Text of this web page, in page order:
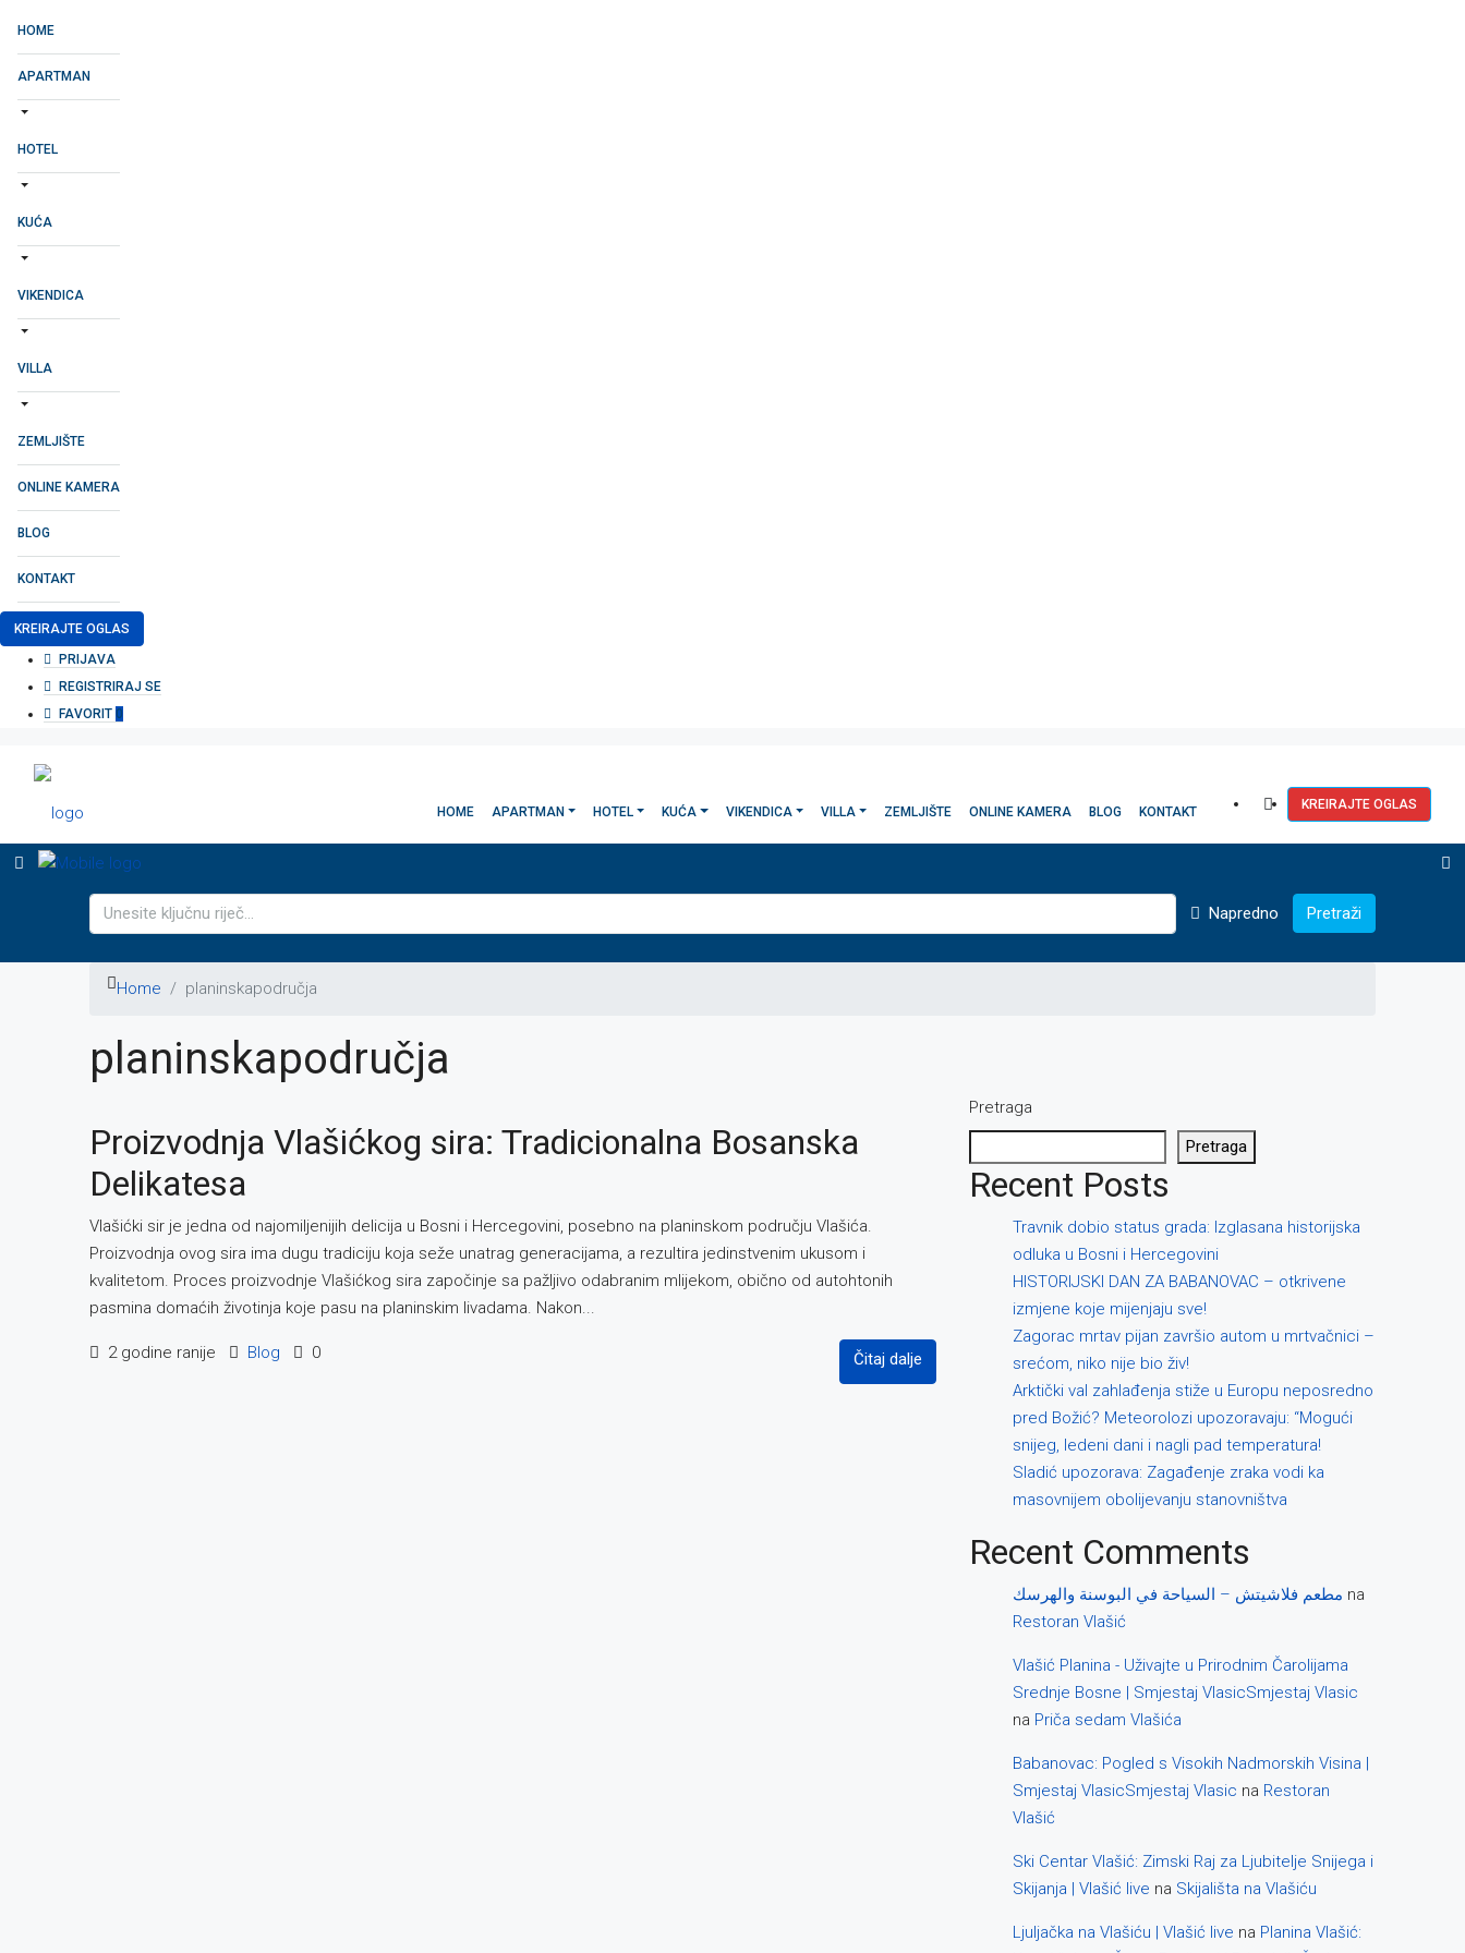
HOME
APARTMAN
HOTEL
KUĆA
VIKENDICA
VILLA
ZEMLJIŠTE
ONLINE KAMERA
BLOG
KONTAKT
KREIRAJTE OGLAS
PRIJAVA
REGISTRIRAJ SE
FAVORIT 0
HOME APARTMAN HOTEL KUĆA VIKENDICA VILLA ZEMLJIŠTE ONLINE KAMERA BLOG KONTAKT
KREIRAJTE OGLAS
Napredno Pretraži
Home planinskapodručja
planinskapodručja
Proizvodnja Vlašićkog sira: Tradicionalna Bosanska
Delikatesa
Vlašićki sir je jedna od najomiljenijih delicija u Bosni i Hercegovini, posebno na planinskom području Vlašića.
Proizvodnja ovog sira ima dugu tradiciju koja seže unatrag generacijama, a rezultira jedinstvenim ukusom i
kvalitetom. Proces proizvodnje Vlašićkog sira započinje sa pažljivo odabranim mlijekom, obično od autohtonih
pasmina domaćih životinja koje pasu na planinskim livadama. Nakon...
2 godine ranije Blog 0 Čitaj dalje
Pretraga
Pretraga
Recent Posts
Travnik dobio status grada: Izglasana historijska
odluka u Bosni i Hercegovini
HISTORIJSKI DAN ZA BABANOVAC – otkrivene
izmjene koje mijenjaju sve!
Zagorac mrtav pijan završio autom u mrtvačnici –
srećom, niko nije bio živ!
Arktički val zahlađenja stiže u Europu neposredno
pred Božić? Meteorolozi upozoravaju: “Mogući
snijeg, ledeni dani i nagli pad temperatura!
Sladić upozorava: Zagađenje zraka vodi ka
masovnijem obolijevanju stanovništva
Recent Comments
مطعم فلاشيتش – السياحة في البوسنة والهرسك na
Restoran Vlašić
Vlašić Planina - Uživajte u Prirodnim Čarolijama
Srednje Bosne | Smjestaj VlasicSmjestaj Vlasic
na Priča sedam Vlašića
Babanovac: Pogled s Visokih Nadmorskih Visina |
Smjestaj VlasicSmjestaj Vlasic na Restoran
Vlašić
Ski Centar Vlašić: Zimski Raj za Ljubitelje Snijega i
Skijanja | Vlašić live na Skijališta na Vlašiću
Ljuljačka na Vlašiću | Vlašić live na Planina Vlašić: